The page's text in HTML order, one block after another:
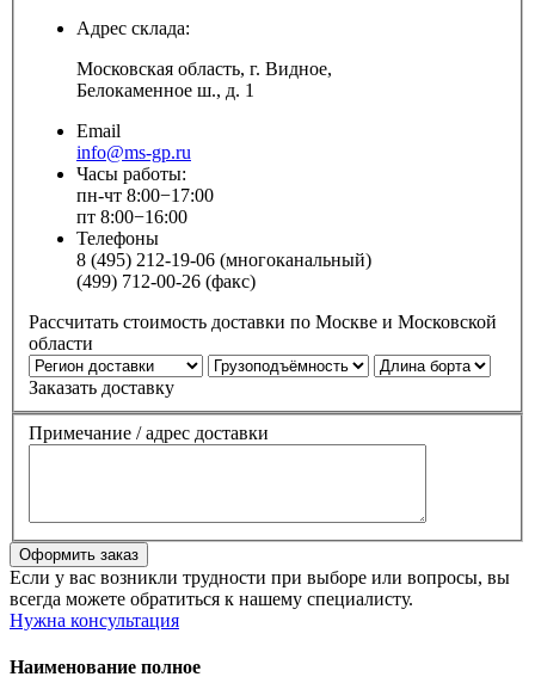
Адрес склада:
Московская область, г. Видное,
Белокаменное ш., д. 1
Email
info@ms-gp.ru
Часы работы:
пн-чт 8:00−17:00
пт 8:00−16:00
Телефоны
8 (495) 212-19-06 (многоканальный)
(499) 712-00-26 (факс)
Рассчитать стоимость доставки по Москве и Московской
области
Заказать доставку
Примечание / адрес доставки
Если у вас возникли трудности при выборе или вопросы, вы
всегда можете обратиться к нашему специалисту.
Нужна консультация
Наименование полное